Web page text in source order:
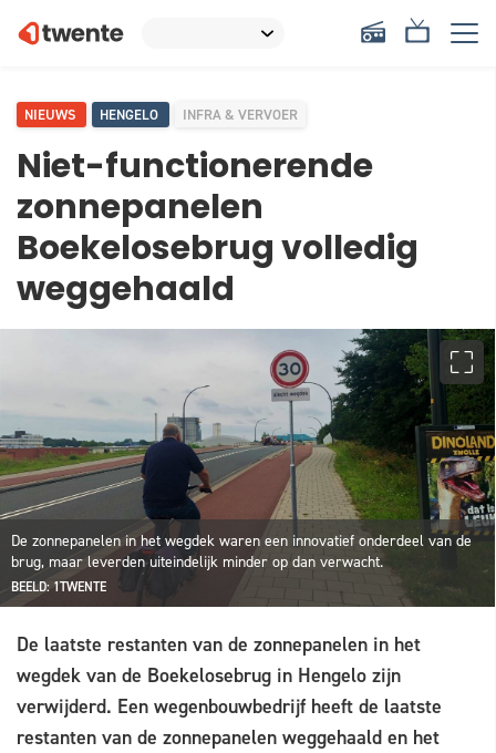
NIEUWS HENGELO INFRA & VERVOER
Niet-functionerende
zonnepanelen
Boekelosebrug volledig
weggehaald
De zonnepanelen in het wegdek waren een innovatief onderdeel van de
brug, maar leverden uiteindelijk minder op dan verwacht.
BEELD: 1TWENTE
De laatste restanten van de zonnepanelen in het
wegdek van de Boekelosebrug in Hengelo zijn
verwijderd. Een wegenbouwbedrijf heeft de laatste
restanten van de zonnepanelen weggehaald en het